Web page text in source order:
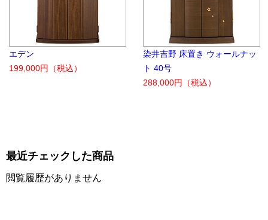
エデン
199,000円
（税込）
染井吉野 床置き ウォールナッ
ト 40号
288,000円
（税込）
最近チェックした商品
閲覧履歴がありません